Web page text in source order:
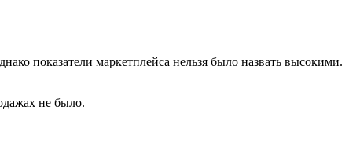
показатели маркетплейса нельзя было назвать высокими.
не было.